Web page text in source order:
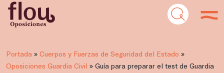
Portada » Cuerpos y Fuerzas de Seguridad del Estado »
Oposiciones Guardia Civil » Guía para preparar el test de Guardia